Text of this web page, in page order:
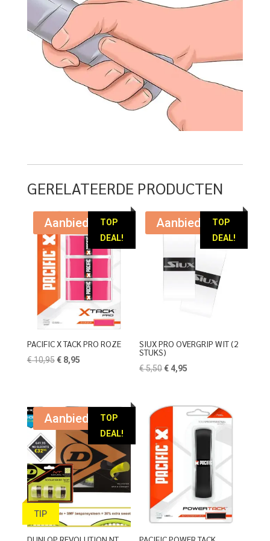
GERELATEERDE PRODUCTEN
TOP
DEAL!
Aanbieding!
PACIFIC X TACK PRO ROZE
€10,95 Oorspronkelijke
€ 10,95.
€8,95Huidige
€ 8,95.
TOP
DEAL!
Aanbieding!
SIUX PRO OVERGRIP WIT (2
STUKS)
€5,50Oorspronkelijke
€ 5,50.
€ 4,95
€ 4,95.
TOP
DEAL!
TIP
Aanbieding!